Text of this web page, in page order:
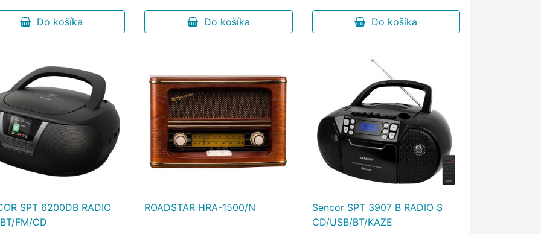
odozva: 60 Hz–16
Do košíka
x 1,8 W RMS
Do košíka
prehrávanie pre CD 20 skladieb,
pre MP3 až 99 skladieb …
Do košíka
SPT 6200DB RADIO
FM/CD
ROADSTAR HRA-1500/N
Sencor SPT 3907 B RADIO S
CD/USB/BT/KAZE